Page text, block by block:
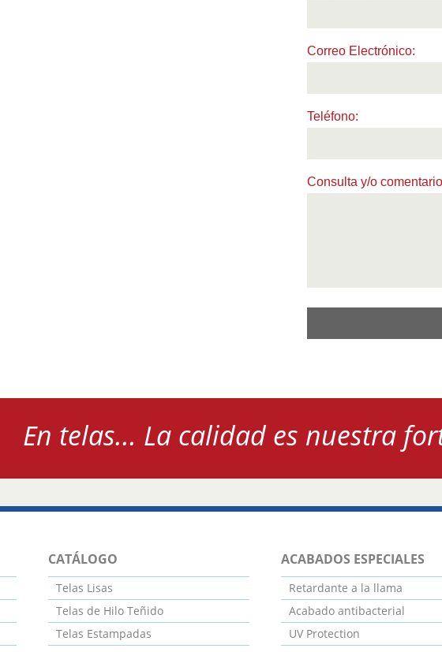
Correo Electrónico:
Teléfono:
Consulta y/o
En telas... La calidad es nuestra
CATÁLOGO
Telas Lisas
Telas de Hilo Teñido
Telas Estampadas
ACABADOS ESPECIALES
Retardante a la llama
Acabado antibacterial
UV Protection